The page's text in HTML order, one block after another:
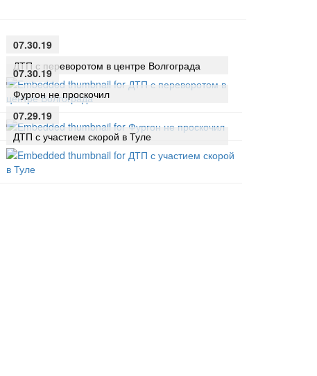
07.30.19
ДТП с переворотом в центре Волгограда
07.30.19
Фургон не проскочил
07.29.19
ДТП с участием скорой в Туле